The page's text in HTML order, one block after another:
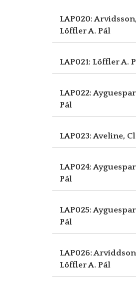
LAP020:
Löffler A. Pál
LAP021: Löffler A.
LAP022:
Pál
LAP023: Aveline,
LAP024:
Pál
LAP025:
Pál
LAP026:
Löffler A. Pál